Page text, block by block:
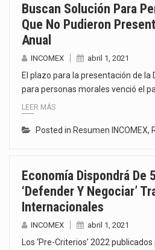
Buscan Solución Para
Que No Pudieron
Anual
INCOMEX abril 1, 2021
El plazo para la presentación de la
para personas morales venció el
LEER MÁS
Posted in Resumen INCOMEX,
Economía Dispondrá De
‘defender Y Negociar’
Internacionales
INCOMEX abril 1, 2021
Los ‘Pre-Criterios’ 2022